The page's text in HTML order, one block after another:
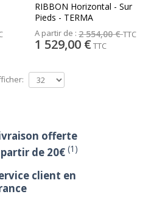
RIBBON Horizontal - Sur
Pieds - TERMA
A partir de : 2 554,00 €TTC
1 529,00 €TTC
offerte
de 20€ (1)
client en